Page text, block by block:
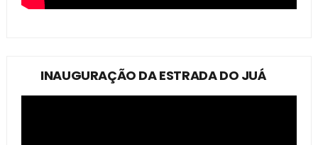
INAUGURAÇÃO DA ESTRADA DO JUÁ